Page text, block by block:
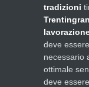
tradizioni
deve essere
necessario
ottimale
deve essere